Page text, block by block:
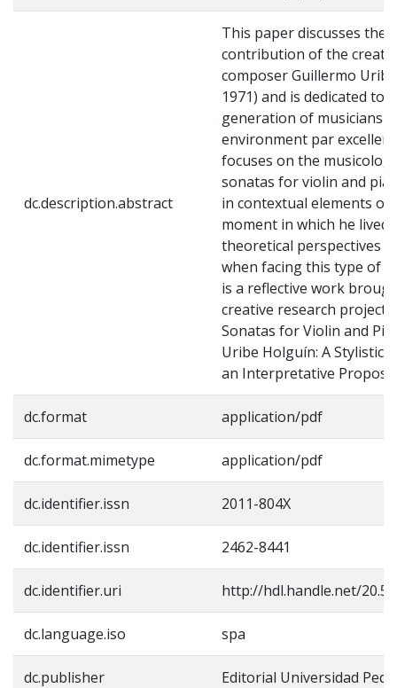
dc.description.abstract
This paper discusses the
contribution of the
composer Guillermo
1971) and is dedicated to
generation of musicians
environment par
focuses on the
sonatas for violin and
in contextual elements of
moment in which he lived,
theoretical perspectives
when facing this type of
is a reflective work
creative research project,
Sonatas for Violin and
Uribe Holguín: A Stylistic
an Interpretative
dc.format application/pdf
dc.format.mimetype application/pdf
dc.identifier.issn 2011-804X
dc.identifier.issn 2462-8441
dc.identifier.uri http://hdl.handle.net/
dc.language.iso spa
dc.publisher Editorial Universidad